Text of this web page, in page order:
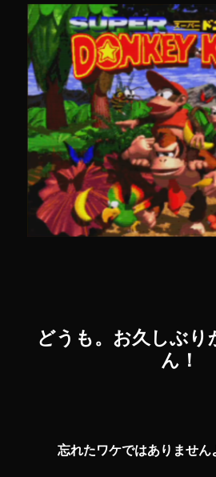
どうも。お久しぶり
ん！
忘れたワケではありません